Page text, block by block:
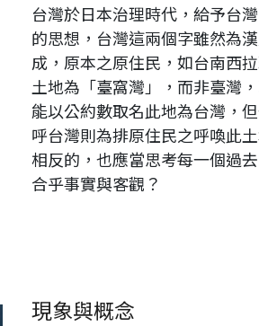
台灣於日本治理時代，給予台
的思想，台灣這兩個字雖然為
成，原本之原住民，如台南西
土地為「臺窩灣」，而非臺灣
能以公約數取名此地為台灣，
呼台灣則為排原住民之呼喚此
相反的，也應當思考每一個過
合乎事實與客觀？
現象與概念